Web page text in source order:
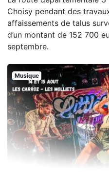
Choisy pendant des
affaissements de talus
d’un montant de 152 700
septembre.
Musique